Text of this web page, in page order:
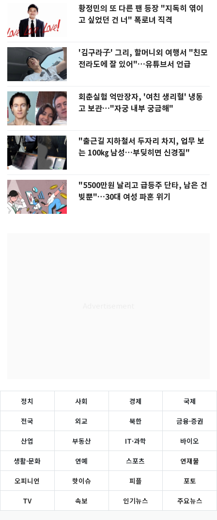
황정민의 또 다른 팬 등장 "지독히 엮이
고 싶었던 건 너" 폭로녀 직격
'김구라子' 그리, 할머니외 여행서 "친모
전라도에 잘 있어"…유튜브서 언급
회춘실험 억만장자, '여친 생리혈' 냉동
고 보관…"자궁 내부 궁금해"
"출근길 지하철서 두자리 차지, 업무 보
는 100㎏ 남성…부딪히면 신경질"
"5500만원 날리고 급등주 단타, 남은 건
빚뿐"…30대 여성 파혼 위기
정치 사회 경제 국제
전국 외교 북한 금융·증권
산업 부동산 IT·과학 바이오
생활·문화 연예 스포츠 연재물
오피니언 핫이슈 피플 포토
TV 속보 인기뉴스 주요뉴스